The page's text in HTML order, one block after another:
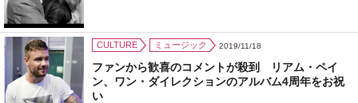
CULTURE ミュージック 2019/11/18
ファンから歓喜のコメントが殺到 リアム・ペイ
ン、ワン・ダイレクションのアルバム4周年をお祝
い